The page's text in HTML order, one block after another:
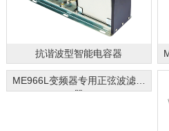
抗谐波型智能电容器
ME966L变频器专用正弦波滤波
器